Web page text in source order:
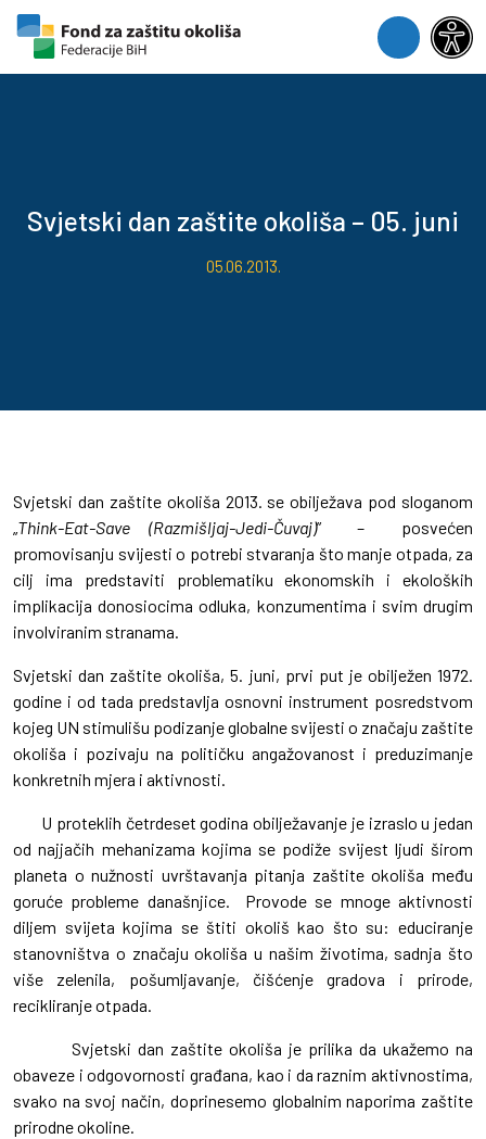
Skip to content
Skip to footer
Menu
Svjetski dan zaštite okoliša – 05. juni
05.06.2013.
Svjetski dan zaštite okoliša 2013. se obilježava pod sloganom
„Think-Eat-Save (Razmišljaj-Jedi-Čuvaj)” – posvećen
promovisanju svijesti o potrebi stvaranja što manje otpada, za
cilj ima predstaviti problematiku ekonomskih i ekoloških
implikacija donosiocima odluka, konzumentima i svim drugim
involviranim stranama.
Svjetski dan zaštite okoliša, 5. juni, prvi put je obilježen 1972.
godine i od tada predstavlja osnovni instrument posredstvom
kojeg UN stimulišu podizanje globalne svijesti o značaju zaštite
okoliša i pozivaju na političku angažovanost i preduzimanje
konkretnih mjera i aktivnosti.
U proteklih četrdeset godina obilježavanje je izraslo u jedan
od najjačih mehanizama kojima se podiže svijest ljudi širom
planeta o nužnosti uvrštavanja pitanja zaštite okoliša među
goruće probleme današnjice. Provode se mnoge aktivnosti
diljem svijeta kojima se štiti okoliš kao što su: educiranje
stanovništva o značaju okoliša u našim životima, sadnja što
više zelenila, pošumljavanje, čišćenje gradova i prirode,
recikliranje otpada.
Svjetski dan zaštite okoliša je prilika da ukažemo na
obaveze i odgovornosti građana, kao i da raznim aktivnostima,
svako na svoj način, doprinesemo globalnim naporima zaštite
prirodne okoline.